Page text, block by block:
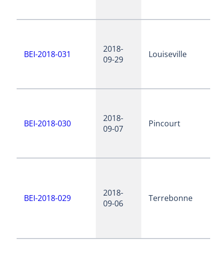
BEI-2018-031
2018-
09-29
Louiseville
BEI-2018-030
2018-
09-07
Pincourt
BEI-2018-029
2018-
09-06
Terrebonne